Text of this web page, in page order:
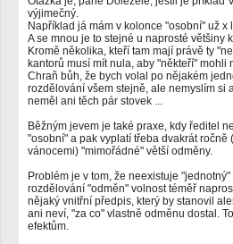
výjimečný.
Například já mám v kolonce "osobní" už x
A se mnou je to stejné u naprosté většiny
Kromě několika, kteří tam mají právě ty
kantorů musí mít nula, aby "někteří" mohli
Chraň bůh, že bych volal po nějakém
rozdělování všem stejně, ale nemyslím si
neměl ani těch pár stovek ...
Běžným jevem je také praxe, kdy ředitel
"osobní" a pak vyplatí třeba dvakrát
vánocemi) "mimořádné" větší odměny.
Problém je v tom, že neexistuje
rozdělování "odměn" volnost téměř
nějaký vnitřní předpis, který by stanovil
ani neví, "za co" vlastně odměnu dostal.
efektům.